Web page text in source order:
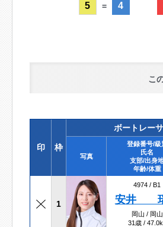
5 = 4
こ
印 枠
ボートレー
写真
登録番号/級
氏名
支部/出身
年齢/体重
1
4974 / B1
安井
岡山 / 岡山
31歳 /